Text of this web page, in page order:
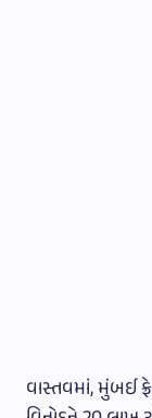
વાસ્તવમાં, મુંબઈ